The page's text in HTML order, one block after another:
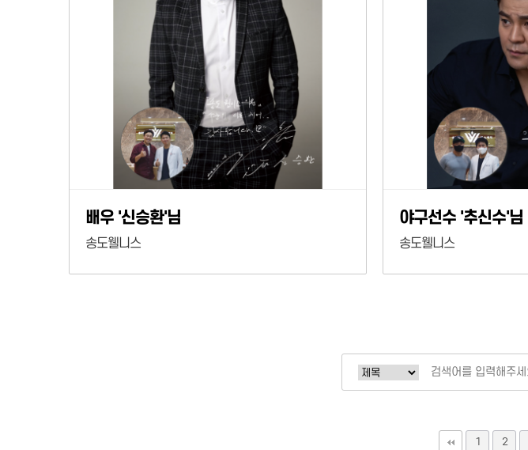
배우 '신승환'님
송도웰니스
야구선수 '추신수'님
송도웰니스
1 2